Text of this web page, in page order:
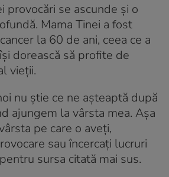
provocări se ascunde și o
Mama Tinei a fost
la 60 de ani, ceea ce a
dorească să profite de
vieții.
nu știe ce ne așteaptă după
ajungem la vârsta mea. Așa
pe care o aveți,
sau încercați lucruri
sursa citată mai sus.